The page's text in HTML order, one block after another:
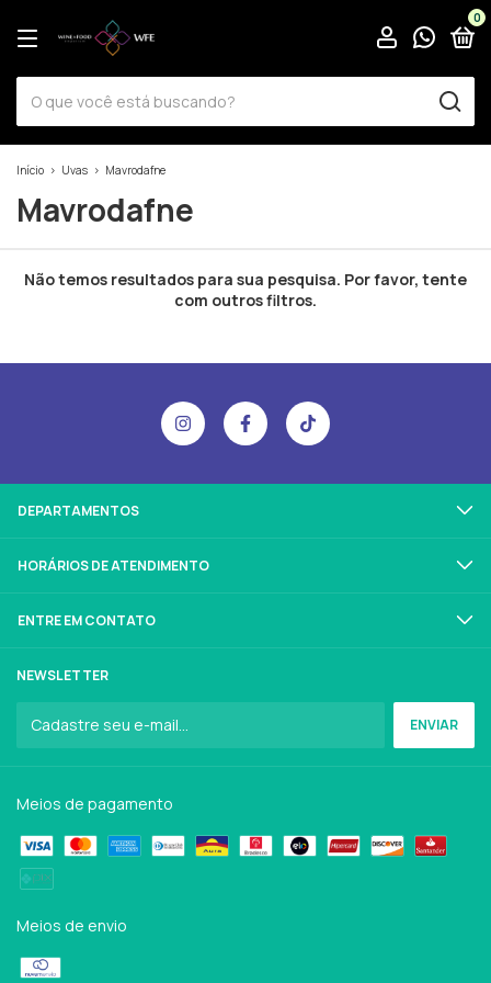
0
Início > Uvas > Mavrodafne
Mavrodafne
Não temos resultados para sua pesquisa. Por favor, tente
com outros filtros.
DEPARTAMENTOS
HORÁRIOS DE ATENDIMENTO
ENTRE EM CONTATO
NEWSLETTER
Meios de pagamento
Meios de envio